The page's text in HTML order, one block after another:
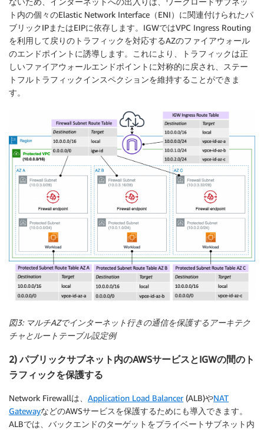
ト内の個々のElastic Network Interface（ENI）に関連付けられたパ
ブリックIPまたはEIPに依存します。IGWではVPC Ingress Routing
を利用して戻りのトラフィックを対応するAZのファイアウォール
のエンドポイントに誘導します。これにより、トラフィックは正
しいファイアウォールエンドポイントに対称的に戻され、ステー
トフルトラフィックインスペクションを維持することができま
す。
図3: マルチAZでインターネット行きの通信を保護するアーキテク
チャとルートテーブル設定例
2) パブリックサブネット内のAWSサービスとIGWの間のト
ラフィックを保護する
Network Firewallは、 Application Load Balancer(ALB)やNAT
GatewayなどのAWSサービスを保護するためにも導入できます。
ALBでは、バックエンドのターゲットをプライベートサブネット内